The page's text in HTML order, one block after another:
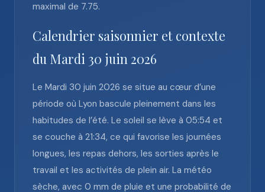
maximal de 7.75.
Calendrier saisonnier et contexte
du Mardi 30 juin 2026
Le Mardi 30 juin 2026 se situe au cœur d’une
période où Lyon bascule pleinement dans les
habitudes de l’été. Le soleil se lève à 05:54 et
se couche à 21:34, ce qui favorise les journées
longues, les repas dehors, les sorties après le
travail et les activités de plein air. La météo
sèche, avec 0 mm de pluie et une probabilité de